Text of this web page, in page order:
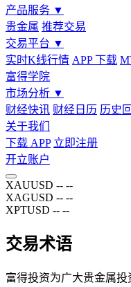
产品服务 ▼
贵金属 推荐交易
交易平台 ▼
实时K线行情 APP 下载
富得学院
市场分析 ▼
财经快讯 财经日历 历史
关于我们
下载 APP 立即注册
开立账户
XAUUSD -- --
XAGUSD -- --
XPTUSD -- --
交易术语
富得投资为广大贵金属